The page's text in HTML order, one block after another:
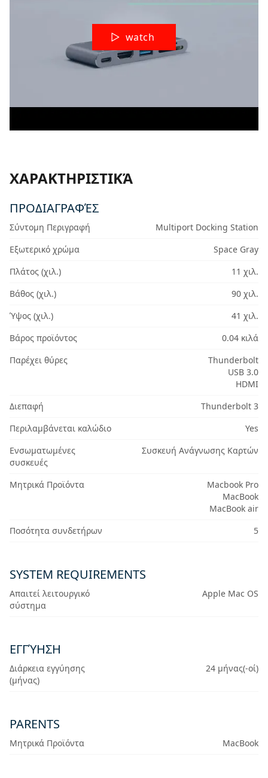
watch
ΧΑΡΑΚΤΗΡΙΣΤΙΚΆ
ΠΡΟΔΙΑΓΡΑΦΈΣ
Σύντομη Περιγραφή
Multiport Docking Station
Εξωτερικό χρώμα
Space Gray
Πλάτος (χιλ.)
11 χιλ.
Βάθος (χιλ.)
90 χιλ.
Ύψος (χιλ.)
41 χιλ.
Βάρος προϊόντος
0.04 κιλά
Παρέχει θύρες
Thunderbolt
USB 3.0
HDMI
Διεπαφή
Thunderbolt 3
Περιλαμβάνεται καλώδιο
Yes
Ενσωματωμένες
συσκευές
Συσκευή Ανάγνωσης Καρτών
Μητρικά Προϊόντα
Macbook Pro
MacBook
MacBook air
Ποσότητα συνδετήρων
5
SYSTEM REQUIREMENTS
Απαιτεί λειτουργικό
σύστημα
Apple Mac OS
ΕΓΓΎΗΣΗ
Διάρκεια εγγύησης
(μήνας)
24 μήνας(-οί)
PARENTS
Μητρικά Προϊόντα MacBook